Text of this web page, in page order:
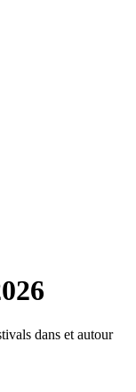
dans et autour